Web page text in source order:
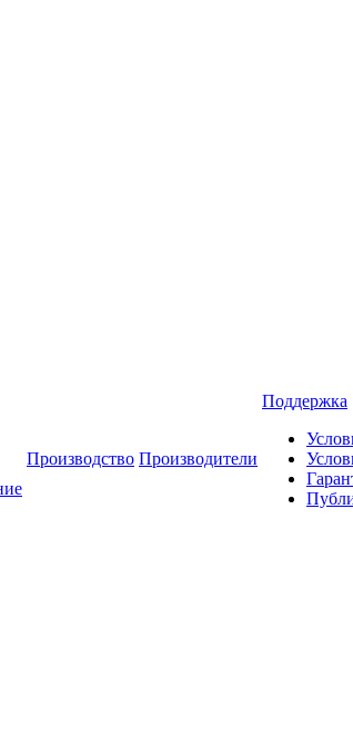
Производство Производители
Поддержка